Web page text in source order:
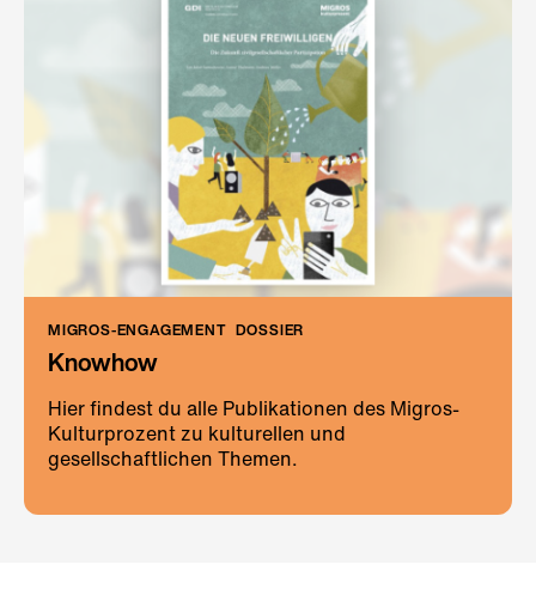
MIGROS-ENGAGEMENT DOSSIER
Knowhow
Hier findest du alle Publikationen des Migros-
Kulturprozent zu kulturellen und
gesellschaftlichen Themen.